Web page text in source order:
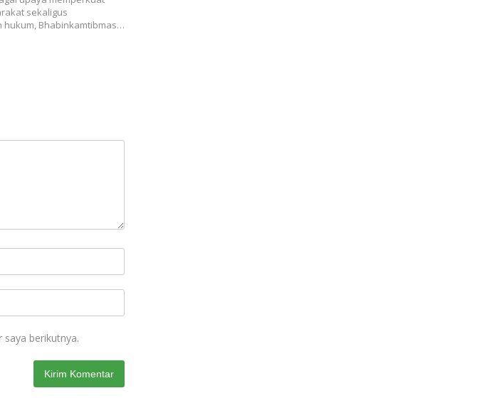
sekaligus
Bhabinkamtibmas…
berikutnya.